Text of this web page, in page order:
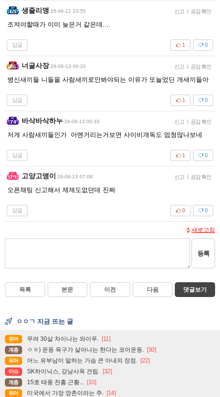
생줄리앵 26-06-12 23:55 신고 | 공감 확인
조져야할때가 이미 늦은거 같은데....
답글 0
1
너굴사장 26-06-13 00:20 신고 | 공감 확인
병신새끼들 니들을 사람새끼로안봐야되는 이유가 또늘었딘 개새끼들아
답글 0
1
바삭바삭하누 26-06-13 00:33 신고 | 공감 확인
저게 사람새끼들인가 아멘거리는거보면 사이비개독도 엄청많나보네
답글 0
1
고양고앵이 26-06-13 07:08 신고 | 공감 확인
오픈채팅 신고해서 제제도없던데 진짜
답글 0
0
새로고침
등록
목록 본문 이전 다음 댓글보기
ㅇㅇㄱ 지금 뜨는 글
유머 무려 30살 차이나는 와이푸. [11]
계층 ㅇㅎ) 운동 욕구가 살아나는 한다는 코어운동. [30]
유머 어느 유부남이 말하는 가슴 큰 아내의 장점. [22]
이슈 SK하이닉스, 강남사옥 건립. [32]
계층 15호 태풍 찬홈 근황... [10]
유머 미국에서 가장 깡촌이라는 주. [14]